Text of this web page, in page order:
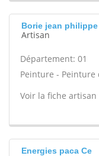
Borie jean
Artisan
Département: 01
Peinture -
Voir la fiche artisan
Energies paca Ce